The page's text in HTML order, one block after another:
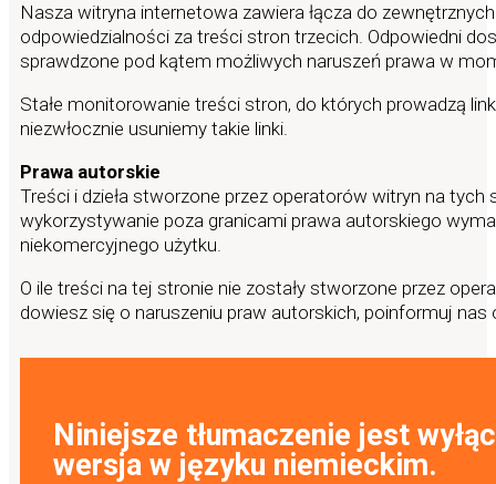
Nasza witryna internetowa zawiera łącza do
odpowiedzialności za treści stron trzecich. Odpowiedni
sprawdzone pod kątem możliwych naruszeń prawa w
Stałe monitorowanie treści stron, do których prowadzą
niezwłocznie usuniemy takie linki.
Prawa autorskie
Treści i dzieła stworzone przez operatorów witryn na
wykorzystywanie poza granicami prawa autorskiego
niekomercyjnego użytku.
O ile treści na tej stronie nie zostały stworzone przez
dowiesz się o naruszeniu praw autorskich, poinformuj
Niniejsze tłumaczenie jest
wersja w języku niemieckim.